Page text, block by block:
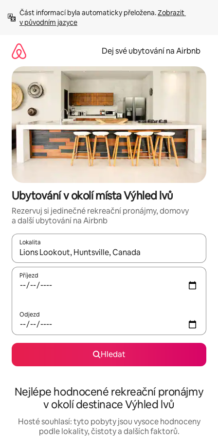
obsah
Část informací byla automaticky přeložena. Zobrazit
v původním jazyce
Dej své ubytování na Airbnb
Ubytování v okolí místa Výhled lvů
Rezervuj si jedinečné rekreační pronájmy, domovy
a další ubytování na Airbnb
Lokalita
Až budou výsledky k dispozici, můžeš si je procházet pomocí
Příjezd
Odjezd
Hledat
Nejlépe hodnocené rekreační pronájmy
v okolí destinace Výhled lvů
Hosté souhlasí: tyto pobyty jsou vysoce hodnoceny
podle lokality, čistoty a dalších faktorů.